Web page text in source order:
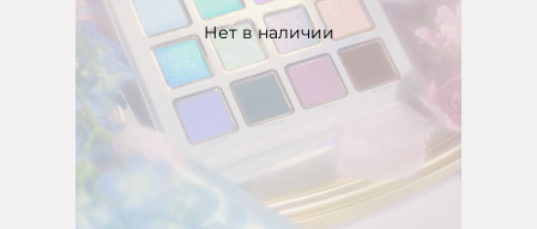
Нет в наличии